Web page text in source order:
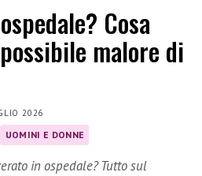
Cosa
malore di
2026
UOMINI E DONNE
in ospedale? Tutto sul